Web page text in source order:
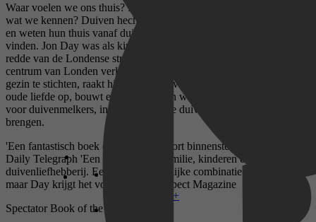
Disney+
Waar voelen we ons thuis? Hoe vinden we de weg terug naar dat
wat we kennen? Duiven hechten zich net als mensen aan een plek
en weten hun thuis vanaf duizenden kilometers ver weg terug te
vinden. Jon Day was als kind al geboeid door deze vogels die hij
redde van de Londense straten. Wanneer hij als jonge man het
centrum van Londen verlaat om in een van de buitenwijken een
gezin te stichten, raakt hij zijn gevoel van thuis kwijt. Hij pakt zijn
oude liefde op, bouwt een duiventil en wordt lid van de lokale club
voor duivenmelkers, in de hoop dat de duiven hem weer thuis zullen
brengen.
'Een fantastisch boek dat de duivensport binnenstebuiten keert.'
Daily Telegraph 'Een memoir over familie, kinderen en
duivenliefhebberij. Een onwaarschijnlijke combinatie misschien,
maar Day krijgt het voor elkaar.' Prospect Magazine
Spectator Book of the Year